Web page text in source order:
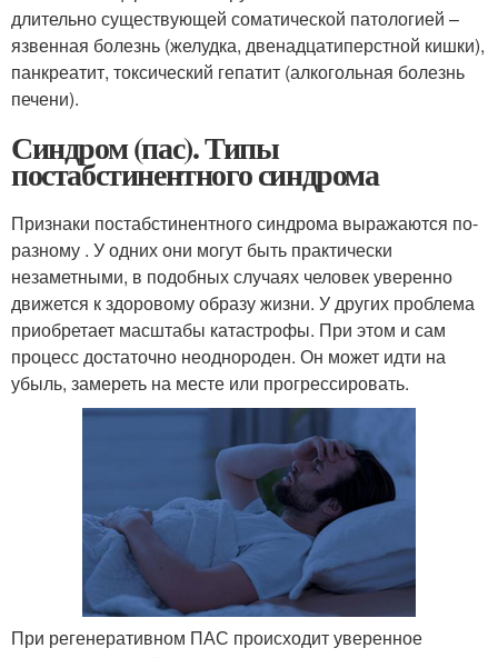
длительно существующей соматической патологией –
язвенная болезнь (желудка, двенадцатиперстной кишки),
панкреатит, токсический гепатит (алкогольная болезнь
печени).
Синдром (пас). Типы
постабстинентного синдрома
Признаки постабстинентного синдрома выражаются по-
разному . У одних они могут быть практически
незаметными, в подобных случаях человек уверенно
движется к здоровому образу жизни. У других проблема
приобретает масштабы катастрофы. При этом и сам
процесс достаточно неоднороден. Он может идти на
убыль, замереть на месте или прогрессировать.
При регенеративном ПАС происходит уверенное